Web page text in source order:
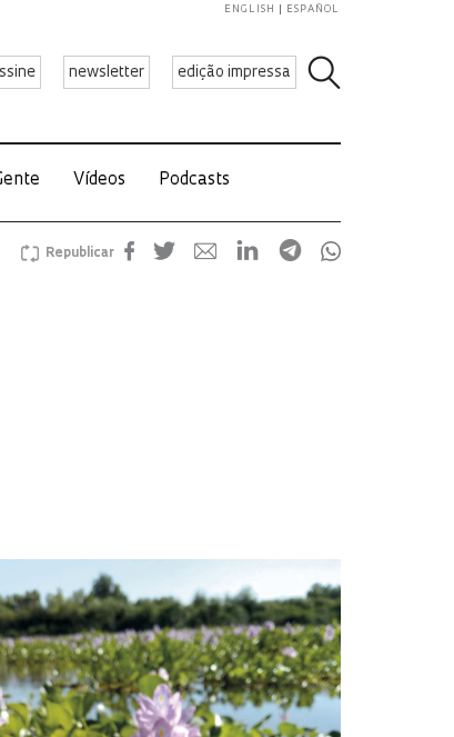
newsletter edição impressa
ENGLISH ESPAÑOL
Vídeos Podcasts
Republicar